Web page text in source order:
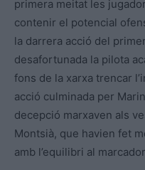
primera meitat les
contenir el potencial
la darrera acció del
desafortunada la pilota
fons de la xarxa trencar
acció culminada per
decepció marxaven als
Montsià, que havien fet
amb l’equilibri al